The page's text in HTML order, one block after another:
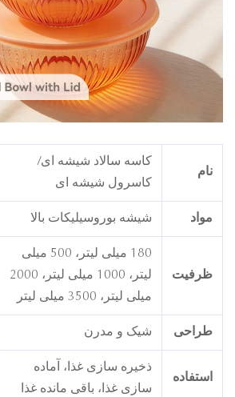
کاسه سالاد شیشه ای/
کاسرول شیشه ای
شیشه بوروسیلیکات بالا
180 میلی لیتر، 500 میلی
لیتر، 1000 میلی لیتر، 2000
میلی لیتر، 3500 میلی لیتر
شیک و مدرن
ذخیره سازی غذا، آماده
سازی غذا، باقی مانده غذا